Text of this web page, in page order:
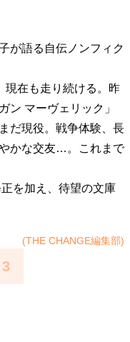
が語る自伝ノンフィク
現在も走り続ける。昨
ン マーヴェリック」
だ現役。戦争体験、長
かな交友…。これまで
を加え、待望の文庫
(THE CHANGE編集部)
3